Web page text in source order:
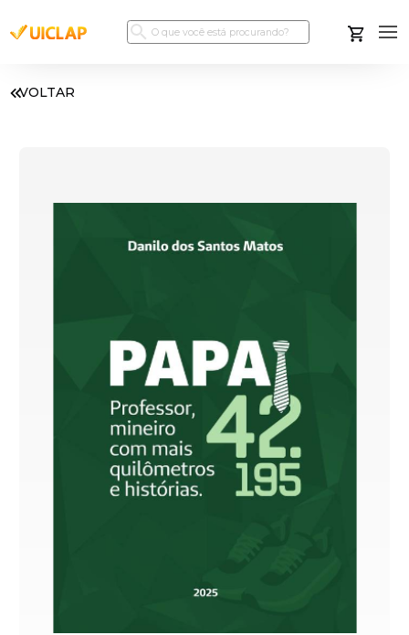
VOLTAR